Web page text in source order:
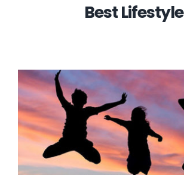
Best Lifestyle